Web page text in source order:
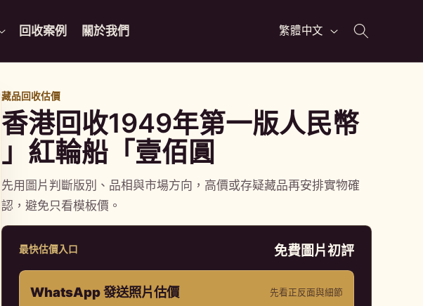
回收案例 關於我們
語
繁體中文
藏品回收估價
香港回收1949年第一版人民幣
」紅輪船「壹佰圓
先用圖片判斷版別、品相與市場方向，高價或存疑藏品再安排實物確
認，避免只看模板價。
最快估價入口 免費圖片初評
WhatsApp 發送照片估價 先看正反面與細節